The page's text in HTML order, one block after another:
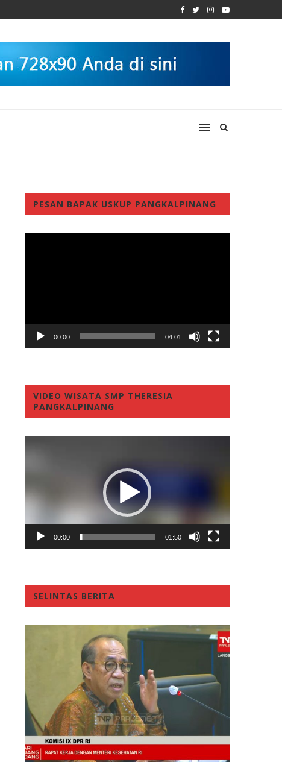
PESAN BAPAK USKUP PANGKALPINANG
00:00 04:01
VIDEO WISATA SMP THERESIA
PANGKALPINANG
00:00 01:50
SELINTAS BERITA